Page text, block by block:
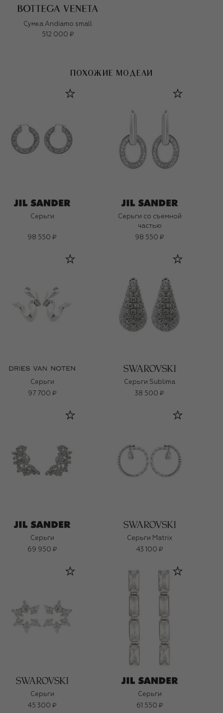
Сумка Andiamo small
512 000 ₽
ПОХОЖИЕ МОДЕЛИ
Серьги
98 550 ₽
Серьги со съемной
частью
98 550 ₽
Серьги
97 700 ₽
Серьги Sublima
38 500 ₽
Серьги
69 950 ₽
Серьги Matrix
43 100 ₽
Серьги
45 300 ₽
Серьги
61 550 ₽